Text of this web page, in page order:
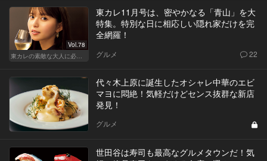
Vol.78
東カレの素敵な大人に必要なこと
東カレ11月号は、密やかなる「青山」を大
特集。特別な日に相応しい隠れ家だけを完
全網羅！
グルメ 22
代々木上原に誕生したオシャレ中華のエビ
マヨに悶絶！気軽だけどセンス抜群な新店
発見！
グルメ
世田谷は寿司も最高なグルメタウンだ！気